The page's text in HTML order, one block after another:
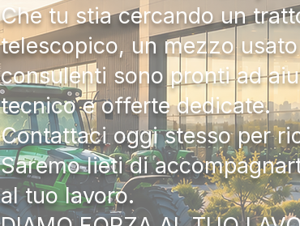
Che tu stia cercando un
telescopico, un mezzo
consulenti sono pronti ad
tecnico e offerte dedicate.
Contattaci oggi stesso per
Saremo lieti di
al tuo lavoro.